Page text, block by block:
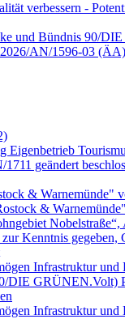
verbessern -
und Bündnis 90/
AN/1596-03
Eigenbetrieb
geändert
& Warnemünde"
&
Kenntnis
Infrastruktur
GRÜNEN.Volt)
Infrastruktur